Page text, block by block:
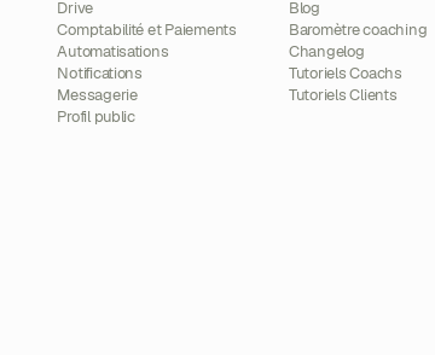
Drive
Comptabilité et Paiements
Automatisations
Notifications
Messagerie
Profil public
Blog
Baromètre coaching
Changelog
Tutoriels Coachs
Tutoriels Clients